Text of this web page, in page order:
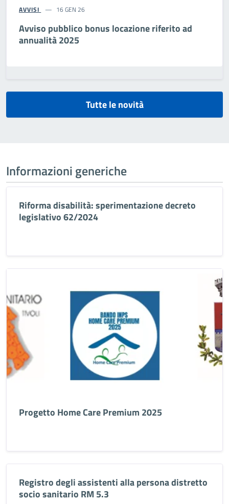
AVVISI 16 GEN 26
Avviso pubblico bonus locazione riferito ad
annualità 2025
Tutte le novità
Informazioni generiche
Riforma disabilità: sperimentazione decreto
legislativo 62/2024
Progetto Home Care Premium 2025
Registro degli assistenti alla persona distretto
socio sanitario RM 5.3